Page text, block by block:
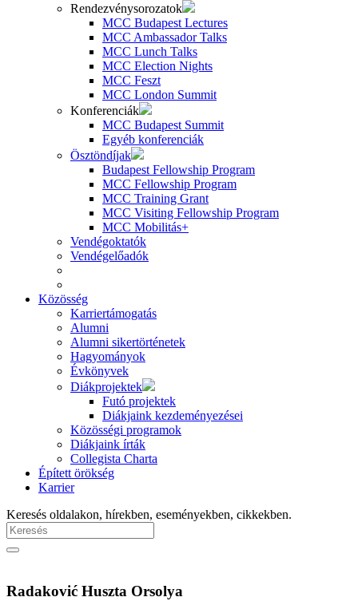
Rendezvénysorozatok
MCC Budapest Lectures
MCC Ambassador Talks
MCC Lunch Talks
MCC Election Nights
MCC Feszt
MCC London Summit
Konferenciák
MCC Budapest Summit
Egyéb konferenciák
Ösztöndíjak
Budapest Fellowship Program
MCC Fellowship Program
MCC Training Grant
MCC Visiting Fellowship Program
MCC Mobilitás+
Vendégoktatók
Vendégelőadók
Közösség
Karriertámogatás
Alumni
Alumni sikertörténetek
Hagyományok
Évkönyvek
Diákprojektek
Futó projektek
Diákjaink kezdeményezései
Közösségi programok
Diákjaink írták
Collegista Charta
Épített örökség
Karrier
Keresés oldalakon, hírekben, eseményekben, cikkekben.
Radaković Huszta Orsolya